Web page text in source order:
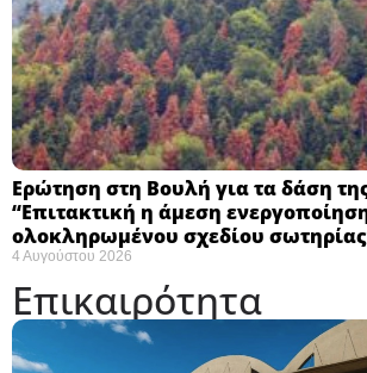
Ερώτηση στη Βουλή για τα δάση
“Eπιτακτική η άμεση
ολοκληρωμένου σχεδίου
4 Αυγούστου 2026
Επικαιρότητα